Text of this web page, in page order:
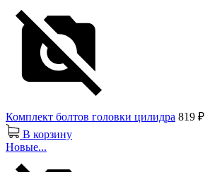
Комплект болтов головки цилидра 819 ₽
В корзину
Новые...